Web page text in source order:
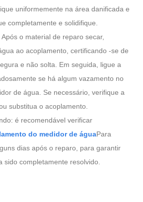
uniformemente na área danificada e
completamente e solidifique.
o material de reparo secar,
ao acoplamento, certificando -se de
e não solta. Em seguida, ligue a
se há algum vazamento no
de água. Se necessário, verifique a
substitua o acoplamento.
é recomendável verificar
do medidor de águaPara
dias após o reparo, para garantir
sido completamente resolvido.